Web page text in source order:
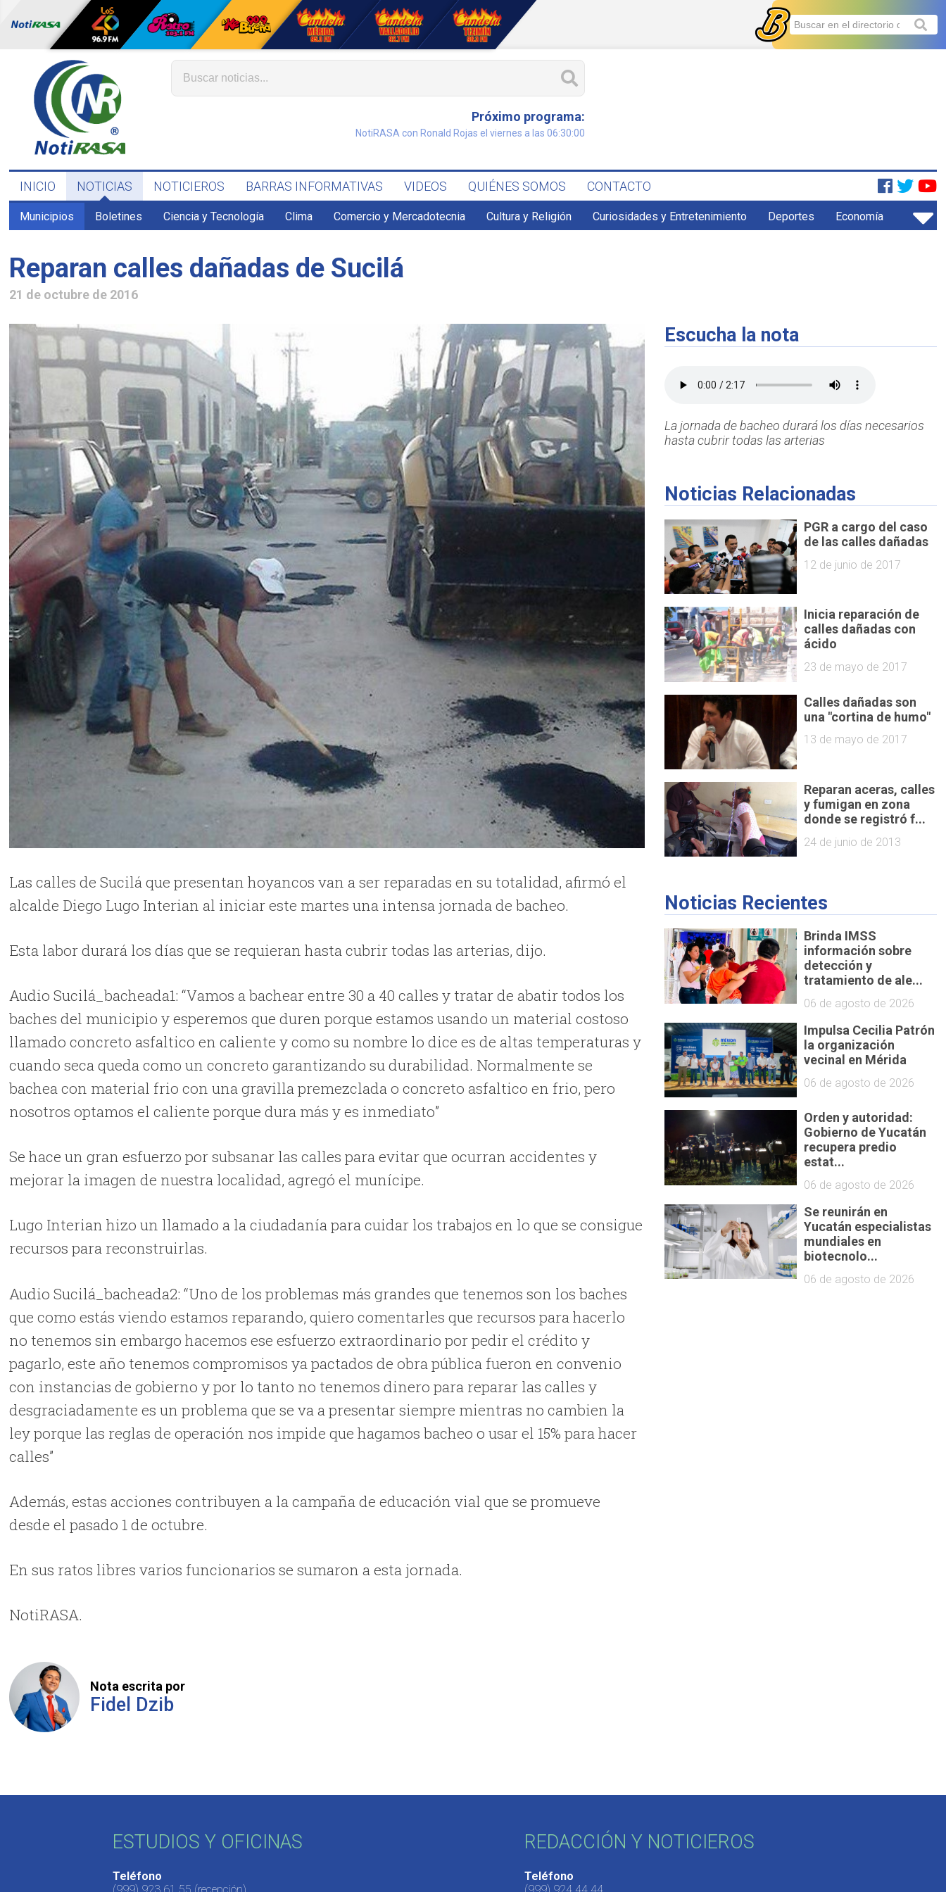
Próximo programa:
NotiRASA con Ronald Rojas el viernes a las 06:30:00
INICIO NOTICIAS NOTICIEROS BARRAS INFORMATIVAS VIDEOS QUIÉNES SOMOS CONTACTO
Municipios Boletines Ciencia y Tecnología Clima Comercio y Mercadotecnia Cultura y Religión Curiosidades y Entretenimiento Deportes Economía
Reparan calles dañadas de Sucilá
21 de octubre de 2016
Las calles de Sucilá que presentan hoyancos van a ser reparadas en su totalidad, afirmó el
alcalde Diego Lugo Interian al iniciar este martes una intensa jornada de bacheo.
Esta labor durará los días que se requieran hasta cubrir todas las arterias, dijo.
Audio Sucilá_bacheada1: “Vamos a bachear entre 30 a 40 calles y tratar de abatir todos los
baches del municipio y esperemos que duren porque estamos usando un material costoso
llamado concreto asfaltico en caliente y como su nombre lo dice es de altas temperaturas y
cuando seca queda como un concreto garantizando su durabilidad. Normalmente se
bachea con material frio con una gravilla premezclada o concreto asfaltico en frio, pero
nosotros optamos el caliente porque dura más y es inmediato”
Se hace un gran esfuerzo por subsanar las calles para evitar que ocurran accidentes y
mejorar la imagen de nuestra localidad, agregó el munícipe.
Lugo Interian hizo un llamado a la ciudadanía para cuidar los trabajos en lo que se consigue
recursos para reconstruirlas.
Audio Sucilá_bacheada2: “Uno de los problemas más grandes que tenemos son los baches
que como estás viendo estamos reparando, quiero comentarles que recursos para hacerlo
no tenemos sin embargo hacemos ese esfuerzo extraordinario por pedir el crédito y
pagarlo, este año tenemos compromisos ya pactados de obra pública fueron en convenio
con instancias de gobierno y por lo tanto no tenemos dinero para reparar las calles y
desgraciadamente es un problema que se va a presentar siempre mientras no cambien la
ley porque las reglas de operación nos impide que hagamos bacheo o usar el 15% para hacer
calles”
Además, estas acciones contribuyen a la campaña de educación vial que se promueve
desde el pasado 1 de octubre.
En sus ratos libres varios funcionarios se sumaron a esta jornada.
NotiRASA.
Nota escrita por
Fidel Dzib
Escucha la nota
La jornada de bacheo durará los días necesarios
hasta cubrir todas las arterias
Noticias Relacionadas
PGR a cargo del caso
de las calles dañadas
12 de junio de 2017
Inicia reparación de
calles dañadas con
ácido
23 de mayo de 2017
Calles dañadas son
una "cortina de humo"
13 de mayo de 2017
Reparan aceras, calles
y fumigan en zona
donde se registró f...
24 de junio de 2013
Noticias Recientes
Brinda IMSS
información sobre
detección y
tratamiento de ale...
06 de agosto de 2026
Impulsa Cecilia Patrón
la organización
vecinal en Mérida
06 de agosto de 2026
Orden y autoridad:
Gobierno de Yucatán
recupera predio
estat...
06 de agosto de 2026
Se reunirán en
Yucatán especialistas
mundiales en
biotecnolo...
06 de agosto de 2026
ESTUDIOS Y OFICINAS
Teléfono
(999) 923 61 55 (recepción)
REDACCIÓN Y NOTICIEROS
Teléfono
(999) 924 44 44